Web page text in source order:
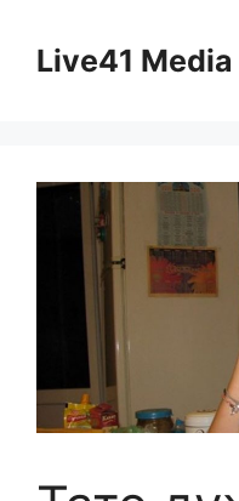
contentLive41 Media